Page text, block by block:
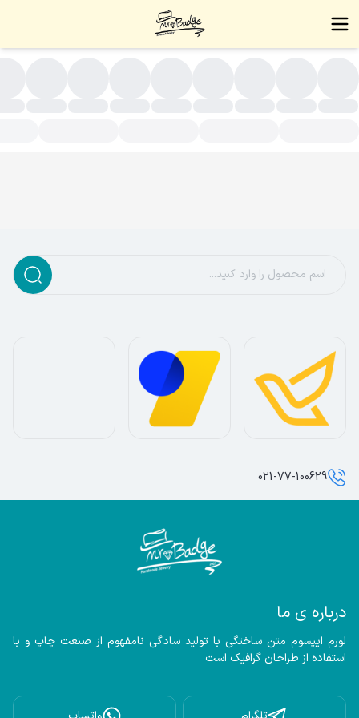
درباره ی ما
استفاده از طراحان گرافیک است
021-77-100629